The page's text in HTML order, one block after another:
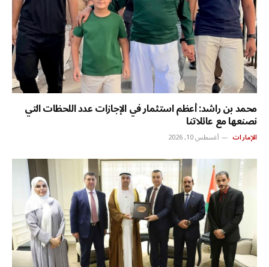
محمد بن راشد: أعظم استثمار في الإجازات عدد اللحظات التي
نصنعها مع عائلاتنا
الإمارات أغسطس 10, 2026